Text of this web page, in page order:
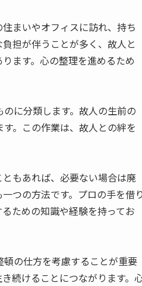
まいやオフィスに訪れ、持ち
担が伴うことが多く、故人と
ます。心の整理を進めるため
に分類します。故人の生前の
。この作業は、故人との絆を
もあれば、必要ない場合は廃
つの方法です。プロの手を借
ための知識や経験を持ってお
の仕方を考慮することが重要
続けることにつながります。